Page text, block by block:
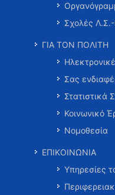
Σχολές
ΓΙΑ ΤΟΝ ΠΟΛΙΤΗ
Σας
Στατιστικά
Κοινωνικό
Νομοθεσία
ΕΠΙΚΟΙΝΩΝΙΑ
Υπηρεσίες